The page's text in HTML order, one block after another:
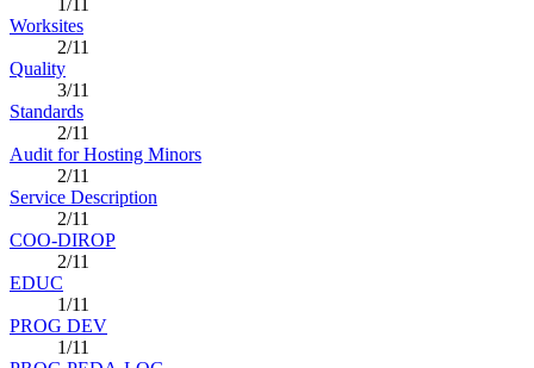
1/11
Worksites
2/11
Quality
3/11
Standards
2/11
Audit for Hosting Minors
2/11
Service Description
2/11
COO-DIROP
2/11
EDUC
1/11
PROG DEV
1/11